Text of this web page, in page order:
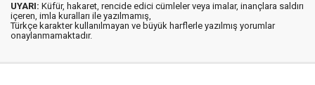
UYARI: Küfür, hakaret, rencide edici cümleler veya imalar, inançlara saldırı
içeren, imla kuralları ile yazılmamış,
Türkçe karakter kullanılmayan ve büyük harflerle yazılmış yorumlar
onaylanmamaktadır.